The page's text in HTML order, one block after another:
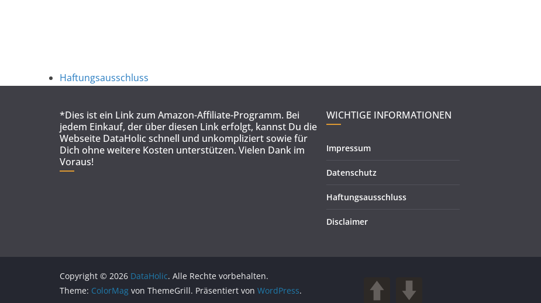
Haftungsausschluss
*Dies ist ein Link zum Amazon-Affiliate-Programm. Bei
jedem Einkauf, der über diesen Link erfolgt, kannst Du die
Webseite DataHolic schnell und unkompliziert sowie für
Dich ohne weitere Kosten unterstützen. Vielen Dank im
Voraus!
WICHTIGE INFORMATIONEN
Impressum
Datenschutz
Haftungsausschluss
Disclaimer
Copyright © 2026 DataHolic. Alle Rechte vorbehalten.
Theme: ColorMag von ThemeGrill. Präsentiert von WordPress.